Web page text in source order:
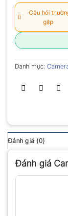
Câu hỏi
gặp
Danh mục:
Đánh giá (0)
Đánh giá